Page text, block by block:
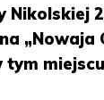
Nikolskiej
„Nowaja